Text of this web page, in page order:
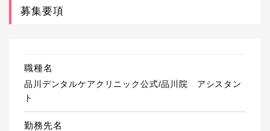
募集要項
職種名
品川デンタルケアクリニック公式/品川院 アシスタン
ト
勤務先名